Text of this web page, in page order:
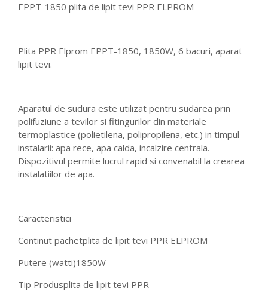
EPPT-1850 plita de lipit tevi PPR ELPROM
Plita PPR Elprom EPPT-1850, 1850W, 6 bacuri, aparat
lipit tevi.
Aparatul de sudura este utilizat pentru sudarea prin
polifuziune a tevilor si fitingurilor din materiale
termoplastice (polietilena, polipropilena, etc.) in timpul
instalarii: apa rece, apa calda, incalzire centrala.
Dispozitivul permite lucrul rapid si convenabil la crearea
instalatiilor de apa.
Caracteristici
Continut pachetplita de lipit tevi PPR ELPROM
Putere (watti)1850W
Tip Produsplita de lipit tevi PPR